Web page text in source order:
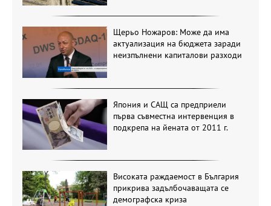
Щерьо Ножаров: Може да има
актуализация на бюджета заради
неизпълнени капиталови разходи
Япония и САЩ са предприели
първа съвместна интервенция в
подкрепа на йената от 2011 г.
Високата раждаемост в България
прикрива задълбочаващата се
демографска криза